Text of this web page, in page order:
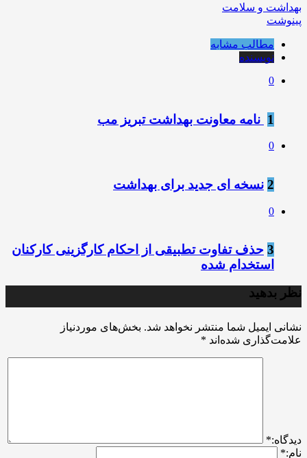
بهداشت و سلامت
پینوشت
مطالب مشابه
نویسنده
0
1 ️ نامه معاونت بهداشت تبریز مب
0
2 نسخه ای جدید برای بهداشت
0
3 حذف تفاوت تطبیقی از احکام کارگزینی کارکنان
استخدام شده
نظر بدهید
نشانی ایمیل شما منتشر نخواهد شد. بخش‌های موردنیاز
علامت‌گذاری شده‌اند *
ديدگاه:*
نام:*